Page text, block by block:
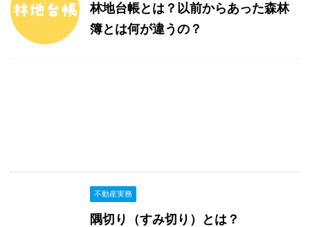
林地台帳とは？以前からあった森林
簿とは何が違うの？
不動産実務
隅切り（すみ切り）とは？